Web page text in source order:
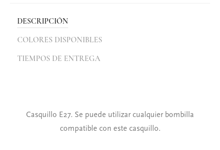
DESCRIPCIÓN
COLORES DISPONIBLES
TIEMPOS DE ENTREGA
Casquillo E27. Se puede utilizar cualquier bombilla
compatible con este casquillo.